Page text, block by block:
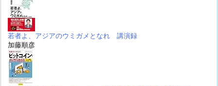
若者よ、アジアのウミガメとなれ 講演録
加藤順彦